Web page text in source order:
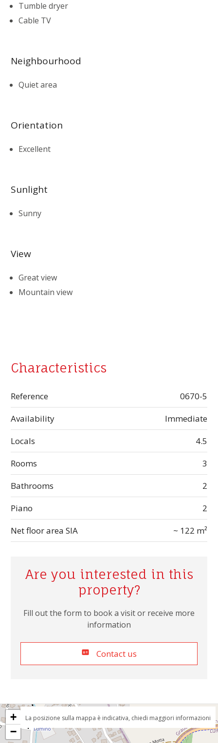
Tumble dryer
Cable TV
Neighbourhood
Quiet area
Orientation
Excellent
Sunlight
Sunny
View
Great view
Mountain view
Characteristics
Reference
0670-5
Availability
Immediate
Locals
4.5
Rooms
3
Bathrooms
2
Piano
2
Net floor area SIA
~ 122 m²
Are you interested in this
property?
Fill out the form to book a visit or receive more
information
Contact us
La posizione sulla mappa è indicativa, chiedi maggiori informazioni
+
−